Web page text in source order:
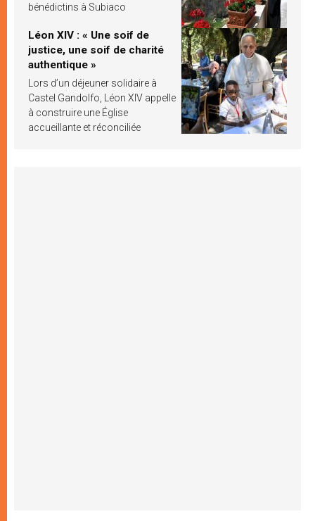
bénédictins à Subiaco
Léon XIV : « Une soif de
justice, une soif de charité
authentique »
Lors d’un déjeuner solidaire à
Castel Gandolfo, Léon XIV appelle
à construire une Église
accueillante et réconciliée